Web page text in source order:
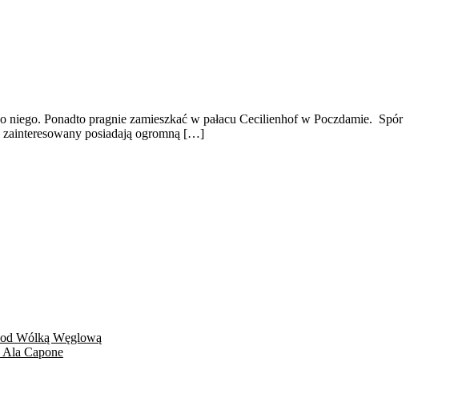
Ponadto pragnie zamieszkać w pałacu Cecilienhof w Poczdamie. Spór
zainteresowany posiadają ogromną […]
Wólką Węglową
Ala Capone